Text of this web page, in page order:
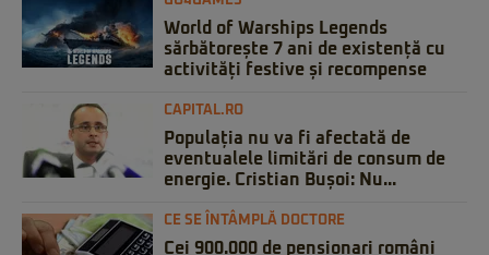
World of Warships Legends
sărbătorește 7 ani de existență cu
activități festive și recompense
CAPITAL.RO
Populația nu va fi afectată de
eventualele limitări de consum de
energie. Cristian Bușoi: Nu...
CE SE ÎNTÂMPLĂ DOCTORE
Cei 900.000 de pensionari români